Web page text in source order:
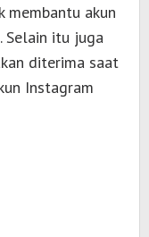
membantu akun
Selain itu juga
diterima saat
Instagram